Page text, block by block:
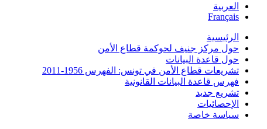
العربية
Français
الرئيسية
حول مركز جنيف لحوكمة قطاع الأمن
حول قاعدة البيانات
تشريعات قطاع الأمن في تونس: الفهرس 1956-2011
فهرس قاعدة البيانات القانونية
تشريع جديد
الإحصائيات
سياسة خاصة